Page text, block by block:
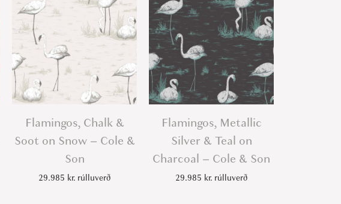
Flamingos, Chalk &
Soot on Snow – Cole &
Son
29.985 kr. rúlluverð
Flamingos, Metallic
Silver & Teal on
Charcoal – Cole & Son
29.985 kr. rúlluverð